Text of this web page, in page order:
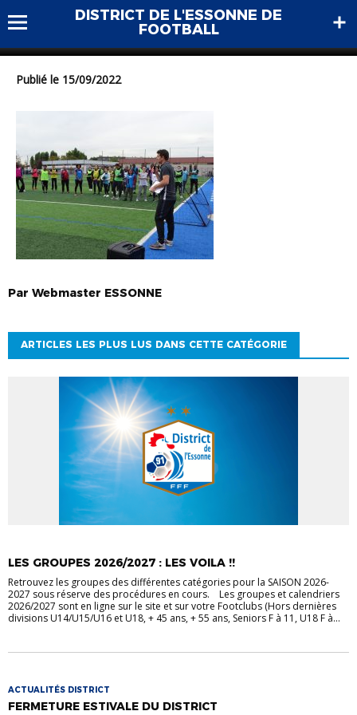
DISTRICT DE L'ESSONNE DE
FOOTBALL
DSC00722
Publié le 15/09/2022
Par Webmaster ESSONNE
ARTICLES LES PLUS LUS DANS CETTE CATÉGORIE
LES GROUPES 2026/2027 : LES VOILA !!
Retrouvez les groupes des différentes catégories pour la SAISON 2026-
2027 sous réserve des procédures en cours. Les groupes et calendriers
2026/2027 sont en ligne sur le site et sur votre Footclubs (Hors dernières
divisions U14/U15/U16 et U18, + 45 ans, + 55 ans, Seniors F à 11, U18 F à...
ACTUALITÉS DISTRICT
FERMETURE ESTIVALE DU DISTRICT